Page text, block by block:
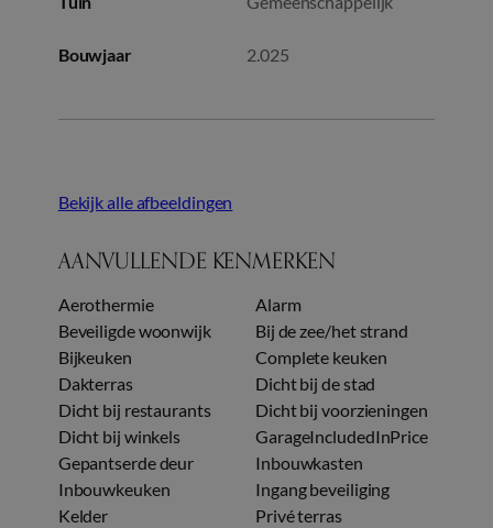
Bouwjaar 2.025
Bekijk alle afbeeldingen
AANVULLENDE KENMERKEN
Aerothermie
Alarm
Beveiligde woonwijk
Bij de zee/het strand
Bijkeuken
Complete keuken
Dakterras
Dicht bij de stad
Dicht bij restaurants
Dicht bij voorzieningen
Dicht bij winkels
GarageIncludedInPrice
Gepantserde deur
Inbouwkasten
Inbouwkeuken
Ingang beveiliging
Kelder
Privé terras